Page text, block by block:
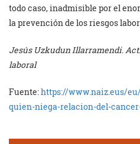
todo caso, inadmisible por el
la prevención de los riesgos
Jesús Uzkudun Illarramendi.
laboral
Fuente:https://www.naiz.eus/
quien-niega-relacion-del-